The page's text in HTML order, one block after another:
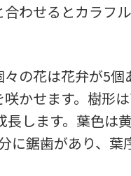
わせるとカラフ
の花は花弁が5個
かせます。樹形
します。葉色は
に鋸歯があり、葉